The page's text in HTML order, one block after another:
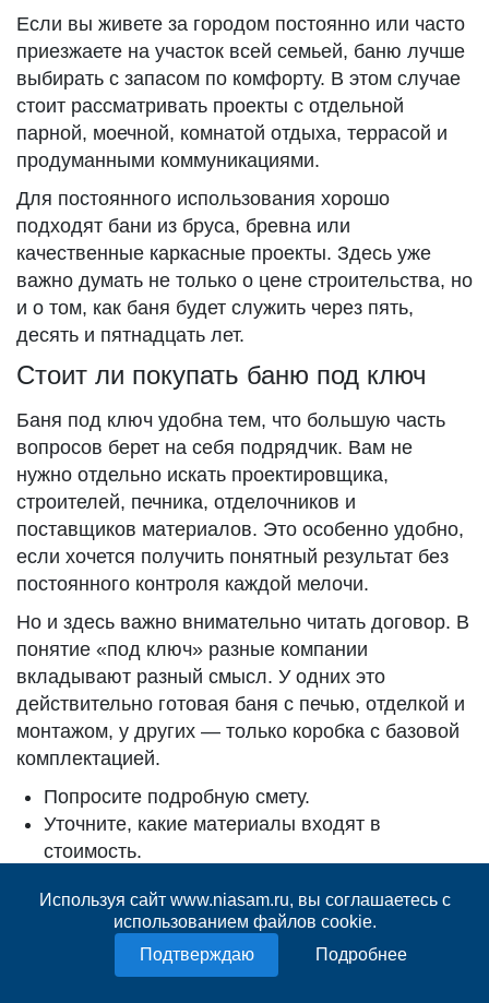
Если вы живете за городом постоянно или часто
приезжаете на участок всей семьей, баню лучше
выбирать с запасом по комфорту. В этом случае
стоит рассматривать проекты с отдельной
парной, моечной, комнатой отдыха, террасой и
продуманными коммуникациями.
Для постоянного использования хорошо
подходят бани из бруса, бревна или
качественные каркасные проекты. Здесь уже
важно думать не только о цене строительства, но
и о том, как баня будет служить через пять,
десять и пятнадцать лет.
Стоит ли покупать баню под ключ
Баня под ключ удобна тем, что большую часть
вопросов берет на себя подрядчик. Вам не
нужно отдельно искать проектировщика,
строителей, печника, отделочников и
поставщиков материалов. Это особенно удобно,
если хочется получить понятный результат без
постоянного контроля каждой мелочи.
Но и здесь важно внимательно читать договор. В
понятие «под ключ» разные компании
вкладывают разный смысл. У одних это
действительно готовая баня с печью, отделкой и
монтажом, у других — только коробка с базовой
комплектацией.
Попросите подробную смету.
Уточните, какие материалы входят в
стоимость.
Узнайте, кто отвечает за печь и дымоход.
Попросите показать готовые объекты или
реальные фото работ.
Используя сайт www.niasam.ru, вы соглашаетесь с
использованием файлов cookie.
Подробнее